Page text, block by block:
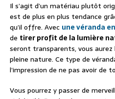
Il s’agit d’un matériau plutôt
est de plus en plus tendance
qu’il offre. Avec une véranda
de tirer profit de la lumière
seront transparents, vous aurez
pleine nature. Ce type de
l’impression de ne pas avoir de
Vous pourrez y passer de